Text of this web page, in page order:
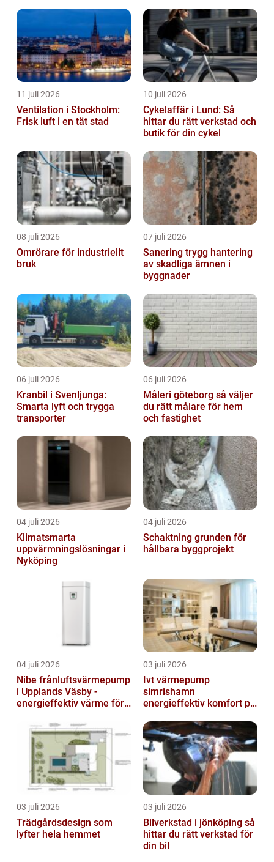
11 juli 2026
Ventilation i Stockholm:
Frisk luft i en tät stad
10 juli 2026
Cykelaffär i Lund: Så
hittar du rätt verkstad och
butik för din cykel
08 juli 2026
Omrörare för industriellt
bruk
07 juli 2026
Sanering trygg hantering
av skadliga ämnen i
byggnader
06 juli 2026
Kranbil i Svenljunga:
Smarta lyft och trygga
transporter
06 juli 2026
Måleri göteborg så väljer
du rätt målare för hem
och fastighet
04 juli 2026
Klimatsmarta
uppvärmningslösningar i
Nyköping
04 juli 2026
Schaktning grunden för
hållbara byggprojekt
04 juli 2026
Nibe frånluftsvärmepump
i Upplands Väsby -
energieffektiv värme för
03 juli 2026
Ivt värmepump
simrishamn
energieffektiv komfort på
03 juli 2026
Trädgårdsdesign som
lyfter hela hemmet
03 juli 2026
Bilverkstad i jönköping så
hittar du rätt verkstad för
din bil